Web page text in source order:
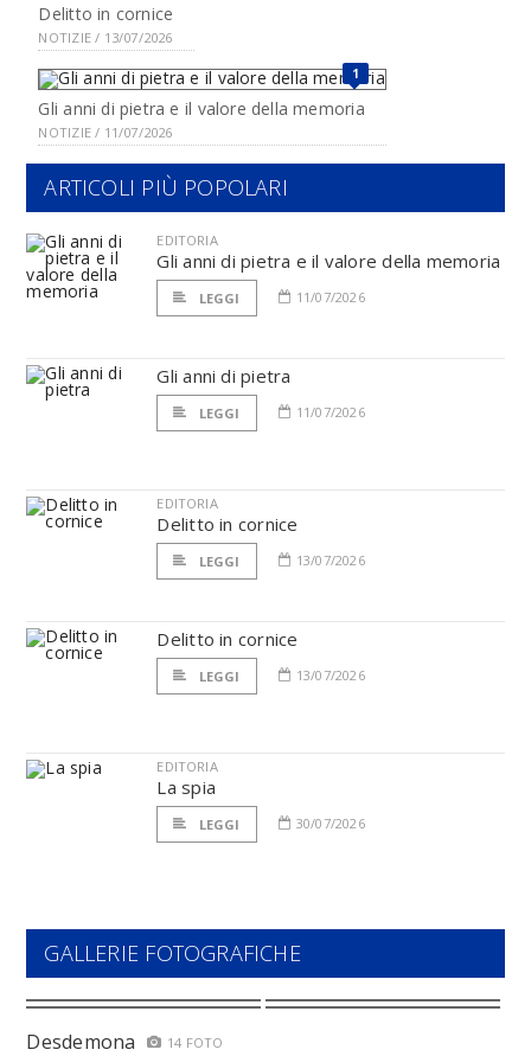
Delitto in cornice
NOTIZIE / 13/07/2026
1
Gli anni di pietra e il valore della memoria
NOTIZIE / 11/07/2026
ARTICOLI PIÙ POPOLARI
EDITORIA
Gli anni di pietra e il valore della memoria
LEGGI 11/07/2026
Gli anni di pietra
LEGGI 11/07/2026
EDITORIA
Delitto in cornice
LEGGI 13/07/2026
Delitto in cornice
LEGGI 13/07/2026
EDITORIA
La spia
LEGGI 30/07/2026
GALLERIE FOTOGRAFICHE
Desdemona 14 FOTO